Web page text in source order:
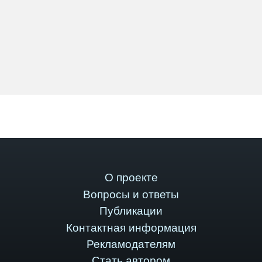
О проекте
Вопросы и ответы
Публикации
Контактная информация
Рекламодателям